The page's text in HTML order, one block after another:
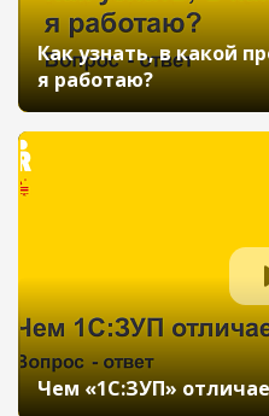
Как узнать, в какой
я работаю?
Чем «1С:ЗУП»